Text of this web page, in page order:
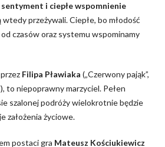
i ciepłe wspomnienie
wtedy przeżywali. Ciepłe, bo młodość
czasów oraz systemu wspominamy
Filipa Pławiaka („Czerwony pająk”,
to niepoprawny marzyciel. Pełen
szalonej podróży wielokrotnie będzie
założenia życiowe.
postaci gra Mateusz Kościukiewicz